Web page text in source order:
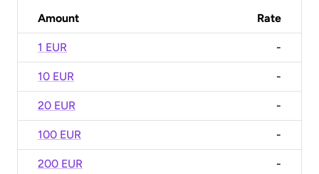
Amount Rate
1 EUR -
10 EUR -
20 EUR -
100 EUR -
200 EUR -